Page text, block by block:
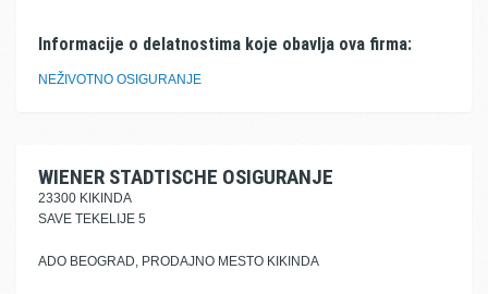
Informacije o delatnostima koje obavlja ova firma:
NEŽIVOTNO OSIGURANJE
WIENER STADTISCHE OSIGURANJE
23300 KIKINDA
SAVE TEKELIJE 5
ADO BEOGRAD, PRODAJNO MESTO KIKINDA